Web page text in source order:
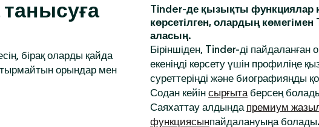
бірақ оларды қайда
орындар мен
Tinder-де қызықты функциялар
көрсетілген, олардың
аласың.
Біріншіден, Tinder-ді пайдаланған
екеніңді көрсету үшін
суреттеріңді және биографияңды
Содан кейін сырғытаберсең
Саяхаттау алдында премиум
функциясынпайдалануыңа